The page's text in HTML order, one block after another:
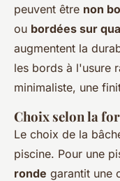
peuvent être non
ou bordées sur
augmentent la
les bords à l'usure
minimaliste, une
Choix selon la
Le choix de la
piscine. Pour une
ronde garantit une